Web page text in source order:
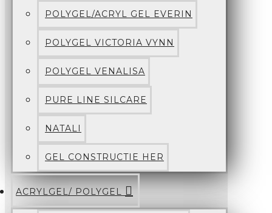
POLYGEL/ACRYL GEL EVERIN
POLYGEL VICTORIA VYNN
POLYGEL VENALISA
PURE LINE SILCARE
NATALI
GEL CONSTRUCTIE HER
ACRYLGEL/ POLYGEL